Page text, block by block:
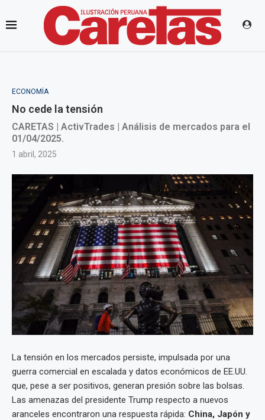
ECONOMÍA
No cede la tensión
CARETAS | ActivTrades | Análisis de mercados para el
01/04/2025.
1 abril, 2025
La tensión en los mercados persiste, impulsada por una
guerra comercial en escalada y datos económicos de EE.UU.
que, pese a ser positivos, generan presión sobre las bolsas.
Las amenazas del presidente Trump respecto a nuevos
aranceles encontraron una respuesta rápida: China, Japón y